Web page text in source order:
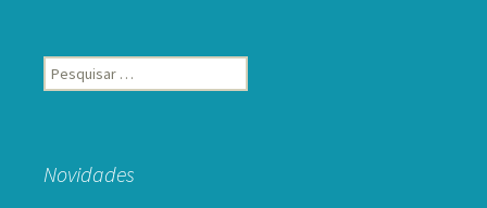
Pesquisar
por:
Novidades